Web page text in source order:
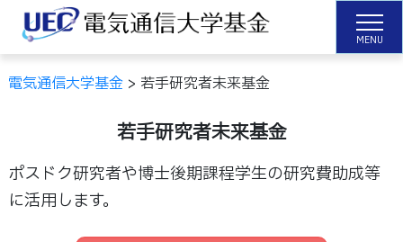
MENU
電気通信大学基金> 若手研究者未来基金
若手研究者未来基金
ポスドク研究者や博士後期課程学生の研究費助成等
に活用します。